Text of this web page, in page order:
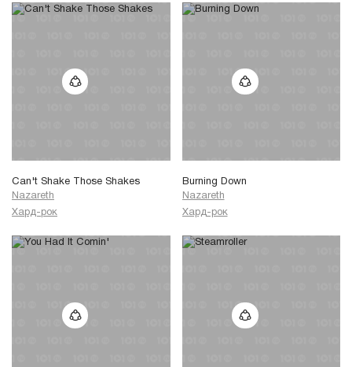
Can't Shake Those Shakes
Nazareth
Хард-рок
Burning Down
Nazareth
Хард-рок